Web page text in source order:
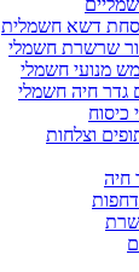
דשא חשמלית
שרשרת חשמלי
מנועי חשמלי
גדר חיה חשמלי
כיסוח
וצלחות
חיה